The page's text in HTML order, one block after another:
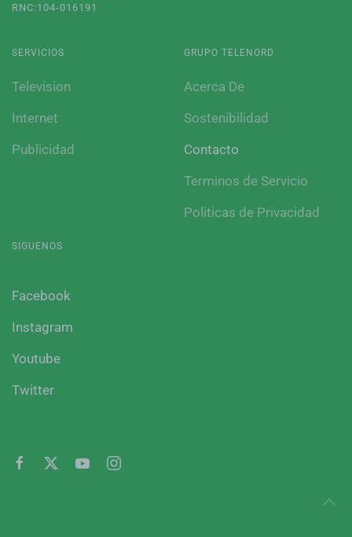
RNC:104-016191
SERVICIOS
Television
Internet
Publicidad
GRUPO TELENORD
Acerca De
Sostenibilidad
Contacto
Terminos de Servicio
Politicas de Privacidad
SIGUENOS
Facebook
Instagram
Youtube
Twitter